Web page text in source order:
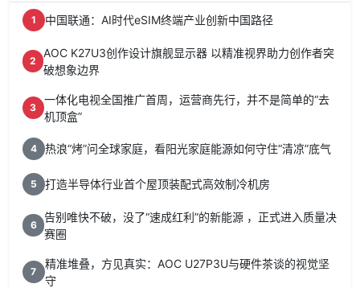
1 中国联通：AI时代eSIM终端产业创新中国路径
2
AOC K27U3创作设计旗舰显示器 以精准视界助力创作者突
破想象边界
3
一体化电视全国推广首周，运营商先行，并不是简单的“去
机顶盒”
4 热浪“烤”问全球家庭，看阳光家庭能源如何守住“清凉”底气
5 打造半导体行业首个屋顶装配式高效制冷机房
6
告别唯快不破，没了“速成红利”的新能源 ，正式进入质量决
赛圈
7
精准堆叠，方见真实：AOC U27P3U与硬件茶谈的视觉坚
守